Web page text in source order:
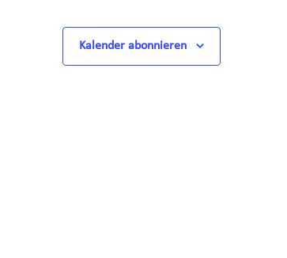
Kalender abonnieren